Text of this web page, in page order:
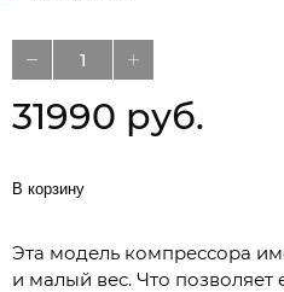
31990 руб.
В корзину
Эта модель компрессора
и малый вес. Что позволяет